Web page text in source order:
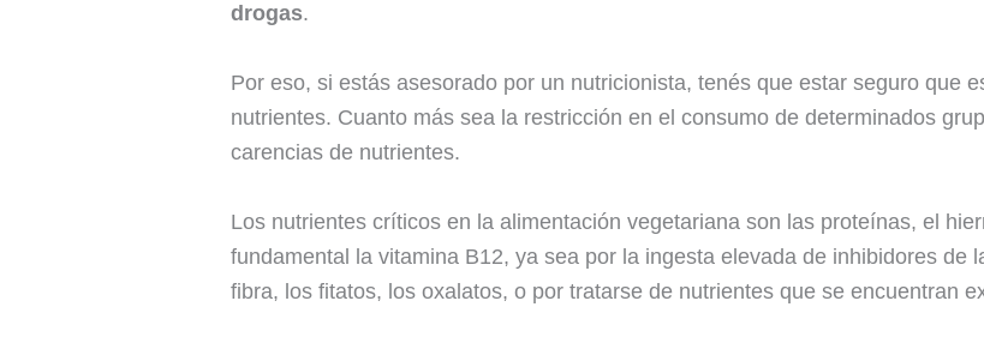
drogas.
Por eso, si estás asesorado por un nutricionista, tenés que estar seguro que
nutrientes. Cuanto más sea la restricción en el consumo de determinados
carencias de nutrientes.
Los nutrientes críticos en la alimentación vegetariana son las proteínas, el
fundamental la vitamina B12, ya sea por la ingesta elevada de inhibidores de
fibra, los fitatos, los oxalatos, o por tratarse de nutrientes que se encuentran